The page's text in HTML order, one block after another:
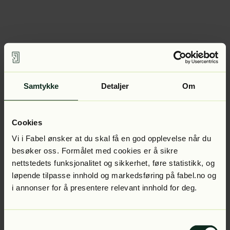
Samtykke Detaljer Om
Cookies
Vi i Fabel ønsker at du skal få en god opplevelse når du
besøker oss. Formålet med cookies er å sikre
nettstedets funksjonalitet og sikkerhet, føre statistikk, og
løpende tilpasse innhold og markedsføring på fabel.no og
i annonser for å presentere relevant innhold for deg.